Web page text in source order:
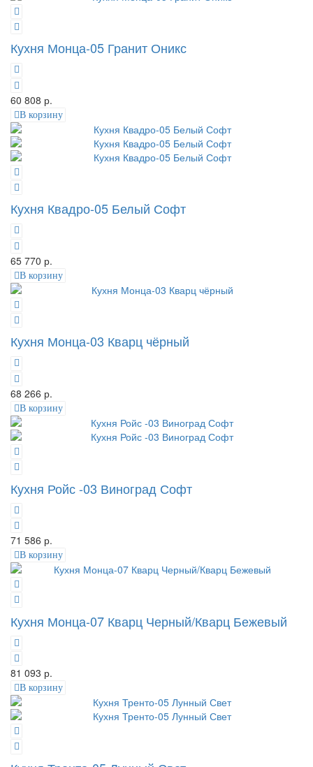
Кухня Монца-05 Гранит Оникс
60 808 р.
В корзину
Кухня Квадро-05 Белый Софт
65 770 р.
В корзину
Кухня Монца-03 Кварц чёрный
68 266 р.
В корзину
Кухня Ройс -03 Виноград Софт
71 586 р.
В корзину
Кухня Монца-07 Кварц Черный/Кварц Бежевый
81 093 р.
В корзину